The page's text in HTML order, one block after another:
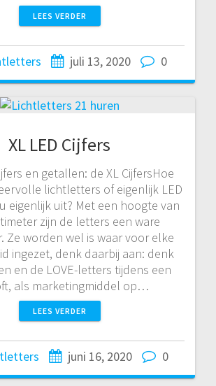
LEES VERDER
juli 13, 2020 0
XL LED Cijfers
en getallen: de XL CijfersHoe
lichtletters of eigenlijk LED
eigenlijk uit? Met een hoogte van
zijn de letters een ware
Ze worden wel is waar voor elke
ingezet, denk daarbij aan: denk
en de LOVE-letters tijdens een
als marketingmiddel op…
LEES VERDER
juni 16, 2020 0